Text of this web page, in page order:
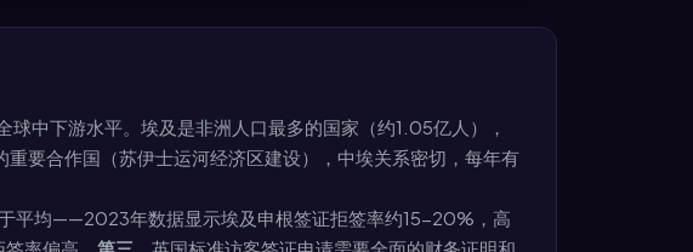
中下游水平。埃及是非洲人口最多的国家（约1.05亿人），
重要合作国（苏伊士运河经济区建设），中埃关系密切，每年有
于平均——2023年数据显示埃及申根签证拒签率约15-20%，高